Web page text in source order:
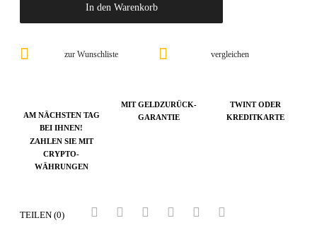
In den Warenkorb
vergleichen
zur Wunschliste
AM NÄCHSTEN TAG
BEI IHNEN!
MIT GELDZURÜCK-
GARANTIE
TWINT ODER
KREDITKARTE
ZAHLEN SIE MIT
CRYPTO-
WÄHRUNGEN
TEILEN (0)